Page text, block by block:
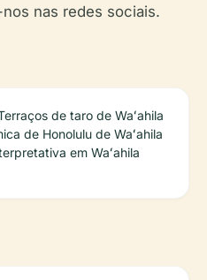
nas redes sociais.
de taro de Waʻahila
de Honolulu de Waʻahila
em Waʻahila